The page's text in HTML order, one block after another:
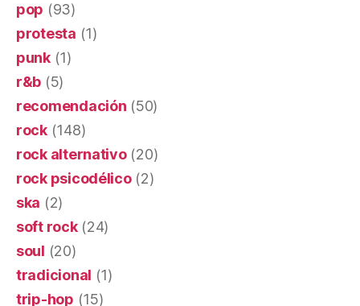
pop (93)
protesta (1)
punk(1)
r&b (5)
recomendación (50)
rock(148)
rock alternativo(20)
rock psicodélico(2)
ska (2)
soft rock(24)
soul (20)
tradicional (1)
trip-hop (15)